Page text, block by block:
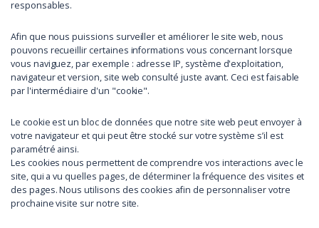
responsables.
Afin que nous puissions surveiller et améliorer le site web, nous
pouvons recueillir certaines informations vous concernant lorsque
vous naviguez, par exemple : adresse IP, système d'exploitation,
navigateur et version, site web consulté juste avant. Ceci est faisable
par l'intermédiaire d'un "cookie".
Le cookie est un bloc de données que notre site web peut envoyer à
votre navigateur et qui peut être stocké sur votre système s’il est
paramétré ainsi.
Les cookies nous permettent de comprendre vos interactions avec le
site, qui a vu quelles pages, de déterminer la fréquence des visites et
des pages. Nous utilisons des cookies afin de personnaliser votre
prochaine visite sur notre site.